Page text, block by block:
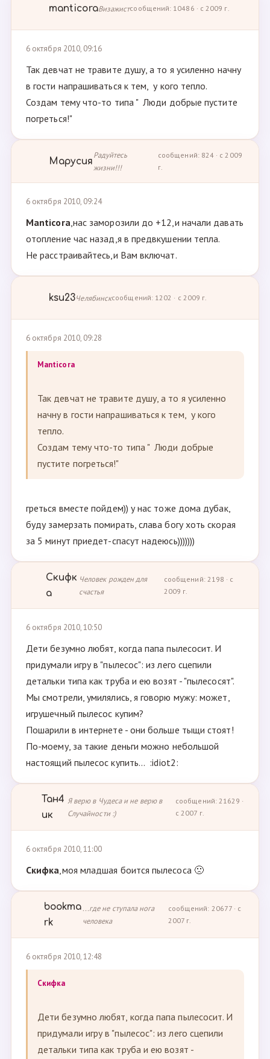
manticoraВизажистсообщений: 10486 · с 2009 г.
6 октября 2010, 09:16
Так девчат не травите душу, а то я усиленно начну
в гости напрашиваться к тем, у кого тепло.
Создам тему что-то типа " Люди добрые пустите
погреться!"
Марусия
Радуйтесь
жизни!!!
сообщений: 824 · с 2009
г.
6 октября 2010, 09:24
Manticora,нас заморозили до +12,и начали давать
отопление час назад,я в предвкушении тепла.
Не расстраивайтесь,и Вам включат.
ksu23Челябинсксообщений: 1202 · с 2009 г.
6 октября 2010, 09:28
Manticora
Так девчат не травите душу, а то я усиленно
начну в гости напрашиваться к тем, у кого
тепло.
Создам тему что-то типа " Люди добрые
пустите погреться!"
греться вместе пойдем)) у нас тоже дома дубак,
буду замерзать помирать, слава богу хоть скорая
за 5 минут приедет-спасут надеюсь)))))))
Скифк
а
Человек рожден для
счастья
сообщений: 2198 · с
2009 г.
6 октября 2010, 10:50
Дети безумно любят, когда папа пылесосит. И
придумали игру в "пылесос": из лего сцепили
детальки типа как труба и ею возят - "пылесосят".
Мы смотрели, умилялись, я говорю мужу: может,
игрушечный пылесос купим?
Пошарили в интернете - они больше тыщи стоят!
По-моему, за такие деньги можно небольшой
настоящий пылесос купить... :idiot2:
Тан4
ик
Я верю в Чудеса и не верю в
Случайности :)
сообщений: 21629 ·
с 2007 г.
6 октября 2010, 11:00
Скифка,моя младшая боится пылесоса 🙁
bookma
rk
...где не ступала нога
человека
сообщений: 20677 · с
2007 г.
6 октября 2010, 12:48
Скифка
Дети безумно любят, когда папа пылесосит. И
придумали игру в "пылесос": из лего сцепили
детальки типа как труба и ею возят -